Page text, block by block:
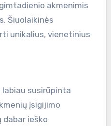
akmenimis
Šiuolaikinės
unikalius, vienetinius
susirūpinta
įsigijimo
dabar ieško